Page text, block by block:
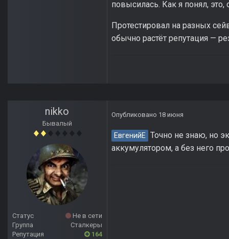
повысилась. Как я понял, это,
Протестировал на разных
обычно растёт репутация —
nikko
Бывалый
Статус
Не в сети
Группа
Сталкеры
Репутация
164
Опубликовано 18 июня
ЕвгенийЕ Точно не знаю, но
аккумулятором, а без него